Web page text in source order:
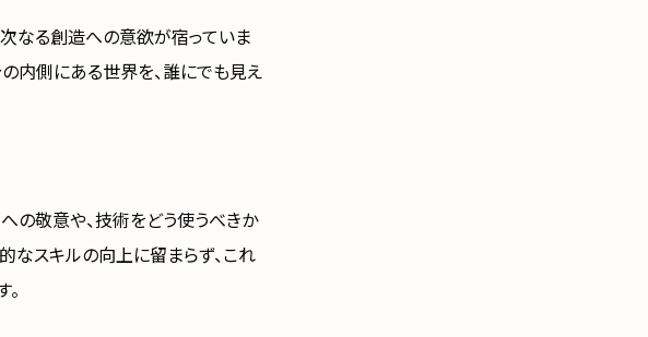
次なる創造への意欲が宿っていま
内側にある世界を、誰にでも見え
の敬意や、技術をどう使うべきか
なスキルの向上に留まらず、これ